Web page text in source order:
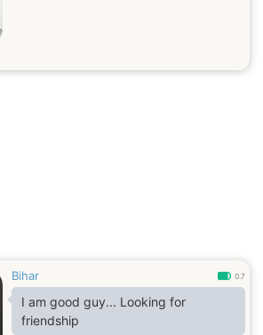
Bihar 0.7
I am good guy... Looking for
friendship